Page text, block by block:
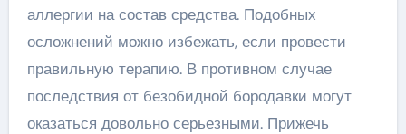
аллергии на состав средства. Подобных
осложнений можно избежать, если провести
правильную терапию. В противном случае
последствия от безобидной бородавки могут
оказаться довольно серьезными. Прижечь